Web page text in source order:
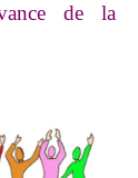
de la